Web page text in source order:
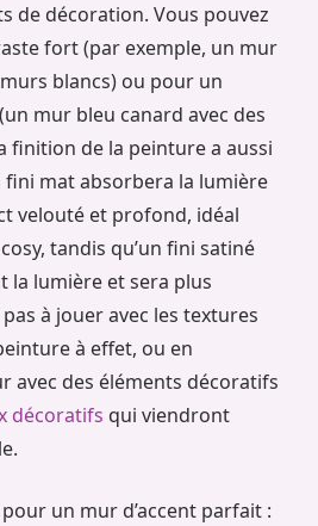
de décoration. Vous pouvez
fort (par exemple, un mur
blancs) ou pour un
mur bleu canard avec des
finition de la peinture a aussi
mat absorbera la lumière
velouté et profond, idéal
tandis qu’un fini satiné
la lumière et sera plus
pas à jouer avec les textures
à effet, ou en
avec des éléments décoratifs
décoratifs qui viendront
un mur d’accent parfait :